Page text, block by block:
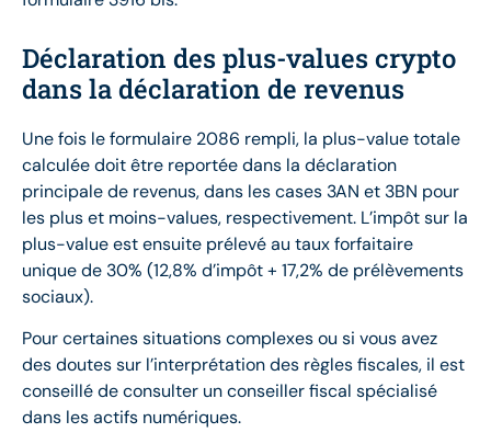
Déclaration des plus-values crypto
dans la déclaration de revenus
Une fois le formulaire 2086 rempli, la plus-value totale
calculée doit être reportée dans la déclaration
principale de revenus, dans les cases 3AN et 3BN pour
les plus et moins-values, respectivement. L’impôt sur la
plus-value est ensuite prélevé au taux forfaitaire
unique de 30% (12,8% d’impôt + 17,2% de prélèvements
sociaux).
Pour certaines situations complexes ou si vous avez
des doutes sur l’interprétation des règles fiscales, il est
conseillé de consulter un conseiller fiscal spécialisé
dans les actifs numériques.